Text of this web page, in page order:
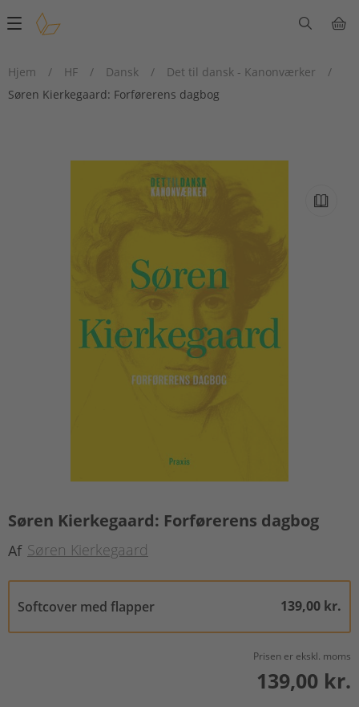
Main
Hjem
/ HF / Dansk / Det til dansk - Kanonværker
/
Søren Kierkegaard: Forførerens dagbog
Søren Kierkegaard: Forførerens dagbog
Af Søren Kierkegaard
Softcover med flapper 139,00 kr.
Prisen er ekskl. moms
139,00 kr.